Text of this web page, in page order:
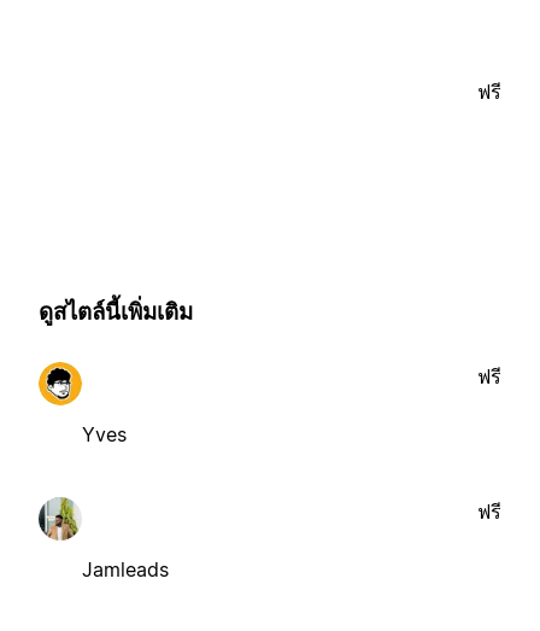
ฟรี
ดูสไตล์นี้เพิ่มเติม
Yves
ฟรี
Jamleads
ฟรี